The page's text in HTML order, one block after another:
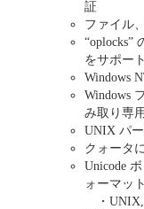
証
ファイル
“oplocks”
をサポート
Windows
Windows
み取り専
UNIX パ
クォータ
Unicode
ォーマッ
・UNIX,